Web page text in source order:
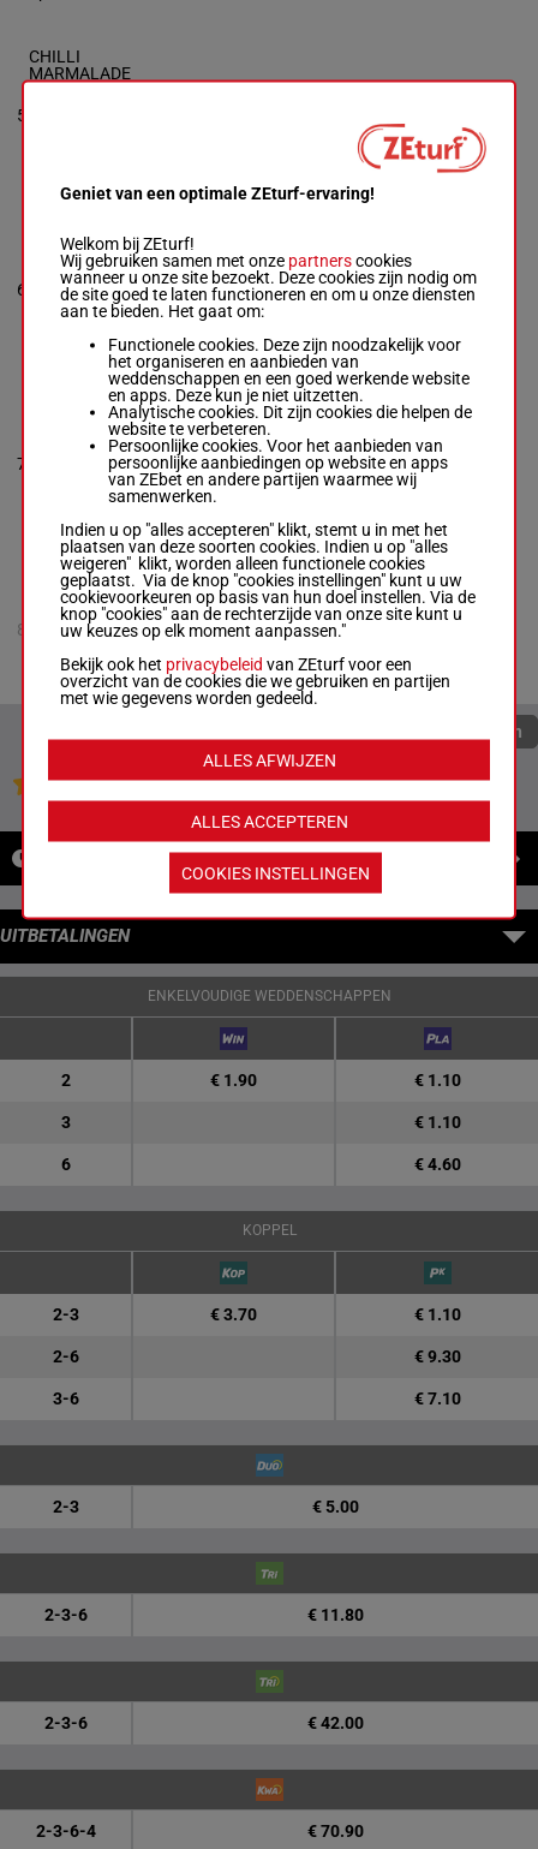
5
CHILLI
MARMALADE
6
BLAZING SKY
C Mabaya-P F
Matchett
Box: 1 -M/3 -
60 kg
9p 8p 7p 8p 7p
M/360 kg
9p 8p 7p
8p 7p (24)
4p
1
7
CHASING THE
S Mkhumbuzi-
G J Maroun
M/3 -
10p 10p 7p 9p
8p 8p
M/360 kg
10p 10p 7p
9p 8p 8p
5
8
BRIGHT AND
BRAZEN NS
P Mlangeni-R
Klaasen
M/3 -
57 kg
5p 4p
M/357 kg 5p 4p
Quoteringen verversen
Jouw favoriete paarden
UITBETALINGEN
ENKELVOUDIGE WEDDENSCHAPPEN
2 € 1.90 € 1.10
3 € 1.10
6 € 4.60
KOPPEL
2-3 € 3.70 € 1.10
2-6 € 9.30
3-6 € 7.10
2-3 € 5.00
2-3-6 € 11.80
2-3-6 € 42.00
2-3-6-4 € 70.90
Geniet van een optimale ZEturf-ervaring!
Welkom bij ZEturf!
Wij gebruiken samen met onze partnerscookies
wanneer u onze site bezoekt. Deze cookies zijn nodig om
de site goed te laten functioneren en om u onze diensten
aan te bieden. Het gaat om:
Functionele cookies. Deze zijn noodzakelijk voor
het organiseren en aanbieden van
weddenschappen en een goed werkende website
en apps. Deze kun je niet uitzetten.
Analytische cookies. Dit zijn cookies die helpen de
website te verbeteren.
Persoonlijke cookies. Voor het aanbieden van
persoonlijke aanbiedingen op website en apps
van ZEbet en andere partijen waarmee wij
samenwerken.
Indien u op "alles accepteren" klikt, stemt u in met het
plaatsen van deze soorten cookies. Indien u op "alles
weigeren" klikt, worden alleen functionele cookies
geplaatst. Via de knop "cookies instellingen" kunt u uw
cookievoorkeuren op basis van hun doel instellen. Via de
knop "cookies" aan de rechterzijde van onze site kunt u
uw keuzes op elk moment aanpassen."
Bekijk ook het privacybeleid van ZEturf voor een
overzicht van de cookies die we gebruiken en partijen
met wie gegevens worden gedeeld.
ALLES ACCEPTEREN
ALLES AFWIJZEN
COOKIES INSTELLINGEN